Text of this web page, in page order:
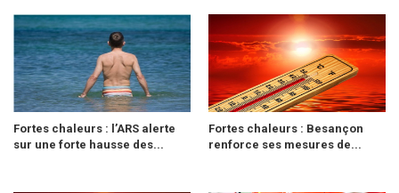
Fortes chaleurs : l’ARS alerte
sur une forte hausse des...
Fortes chaleurs : Besançon
renforce ses mesures de...